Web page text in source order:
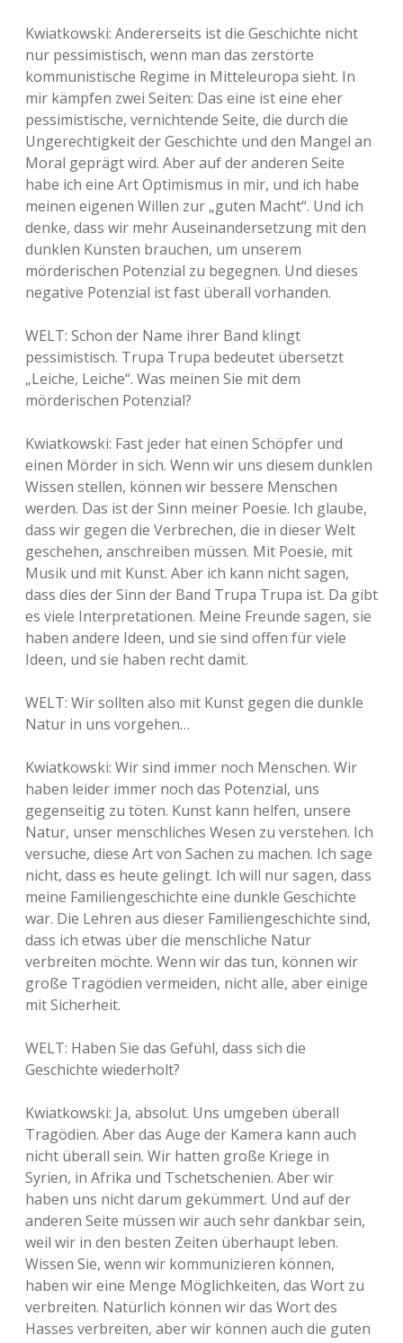
Kwiatkowski: Andererseits ist die Geschichte nicht
nur pessimistisch, wenn man das zerstörte
kommunistische Regime in Mitteleuropa sieht. In
mir kämpfen zwei Seiten: Das eine ist eine eher
pessimistische, vernichtende Seite, die durch die
Ungerechtigkeit der Geschichte und den Mangel an
Moral geprägt wird. Aber auf der anderen Seite
habe ich eine Art Optimismus in mir, und ich habe
meinen eigenen Willen zur „guten Macht“. Und ich
denke, dass wir mehr Auseinandersetzung mit den
dunklen Künsten brauchen, um unserem
mörderischen Potenzial zu begegnen. Und dieses
negative Potenzial ist fast überall vorhanden.
WELT: Schon der Name ihrer Band klingt
pessimistisch. Trupa Trupa bedeutet übersetzt
„Leiche, Leiche“. Was meinen Sie mit dem
mörderischen Potenzial?
Kwiatkowski: Fast jeder hat einen Schöpfer und
einen Mörder in sich. Wenn wir uns diesem dunklen
Wissen stellen, können wir bessere Menschen
werden. Das ist der Sinn meiner Poesie. Ich glaube,
dass wir gegen die Verbrechen, die in dieser Welt
geschehen, anschreiben müssen. Mit Poesie, mit
Musik und mit Kunst. Aber ich kann nicht sagen,
dass dies der Sinn der Band Trupa Trupa ist. Da gibt
es viele Interpretationen. Meine Freunde sagen, sie
haben andere Ideen, und sie sind offen für viele
Ideen, und sie haben recht damit.
WELT: Wir sollten also mit Kunst gegen die dunkle
Natur in uns vorgehen…
Kwiatkowski: Wir sind immer noch Menschen. Wir
haben leider immer noch das Potenzial, uns
gegenseitig zu töten. Kunst kann helfen, unsere
Natur, unser menschliches Wesen zu verstehen. Ich
versuche, diese Art von Sachen zu machen. Ich sage
nicht, dass es heute gelingt. Ich will nur sagen, dass
meine Familiengeschichte eine dunkle Geschichte
war. Die Lehren aus dieser Familiengeschichte sind,
dass ich etwas über die menschliche Natur
verbreiten möchte. Wenn wir das tun, können wir
große Tragödien vermeiden, nicht alle, aber einige
mit Sicherheit.
WELT: Haben Sie das Gefühl, dass sich die
Geschichte wiederholt?
Kwiatkowski: Ja, absolut. Uns umgeben überall
Tragödien. Aber das Auge der Kamera kann auch
nicht überall sein. Wir hatten große Kriege in
Syrien, in Afrika und Tschetschenien. Aber wir
haben uns nicht darum gekümmert. Und auf der
anderen Seite müssen wir auch sehr dankbar sein,
weil wir in den besten Zeiten überhaupt leben.
Wissen Sie, wenn wir kommunizieren können,
haben wir eine Menge Möglichkeiten, das Wort zu
verbreiten. Natürlich können wir das Wort des
Hasses verbreiten, aber wir können auch die guten